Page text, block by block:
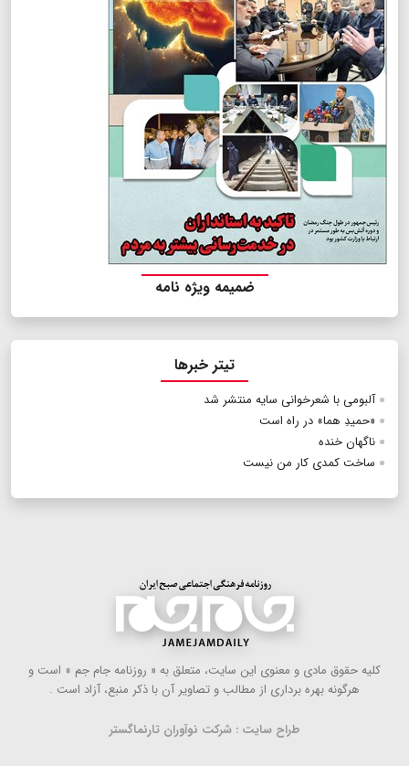
ضمیمه ویژه نامه
تیتر خبرها
آلبومی با شعرخوانی سایه منتشر شد
«حمیدِ هما» در راه است
ناگهان خنده
ساخت كمدی كار من نیست
كلیه حقوق مادی و معنوی این سایت، متعلق به « روزنامه جام جم » است و
هرگونه بهره ‌برداری از مطالب و تصاویر آن با ذكر منبع، آزاد است .
طراح سایت : شرکت نوآوران تارنماگستر